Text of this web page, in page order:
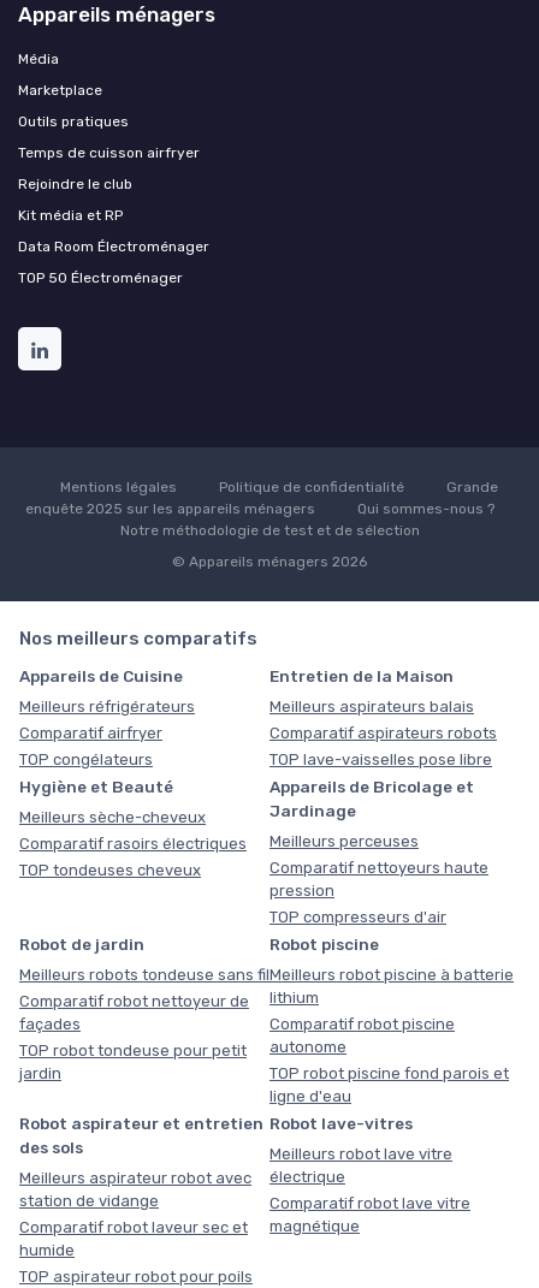
Appareils ménagers
Média
Marketplace
Outils pratiques
Temps de cuisson airfryer
Rejoindre le club
Kit média et RP
Data Room Électroménager
TOP 50 Électroménager
Mentions légales Politique de confidentialité
Grande
enquête 2025 sur les appareils ménagers
Qui sommes-nous ?
Notre méthodologie de test et de sélection
© Appareils ménagers 2026
Nos meilleurs comparatifs
Appareils de Cuisine
Meilleurs réfrigérateurs
Comparatif airfryer
TOP congélateurs
Entretien de la Maison
Meilleurs aspirateurs balais
Comparatif aspirateurs robots
TOP lave-vaisselles pose libre
Hygiène et Beauté
Meilleurs sèche-cheveux
Comparatif rasoirs électriques
TOP tondeuses cheveux
Appareils de Bricolage et
Jardinage
Meilleurs perceuses
Comparatif nettoyeurs haute
pression
TOP compresseurs d'air
Robot de jardin
Meilleurs robots tondeuse sans fil
Comparatif robot nettoyeur de
façades
TOP robot tondeuse pour petit
jardin
Robot piscine
Meilleurs robot piscine à batterie
lithium
Comparatif robot piscine
autonome
TOP robot piscine fond parois et
ligne d'eau
Robot aspirateur et entretien
des sols
Meilleurs aspirateur robot avec
station de vidange
Comparatif robot laveur sec et
humide
TOP aspirateur robot pour poils
Robot lave-vitres
Meilleurs robot lave vitre
électrique
Comparatif robot lave vitre
magnétique